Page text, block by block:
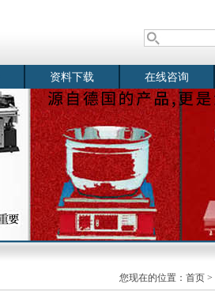
资料下载 在线咨询
您现在的位置： 首页 >